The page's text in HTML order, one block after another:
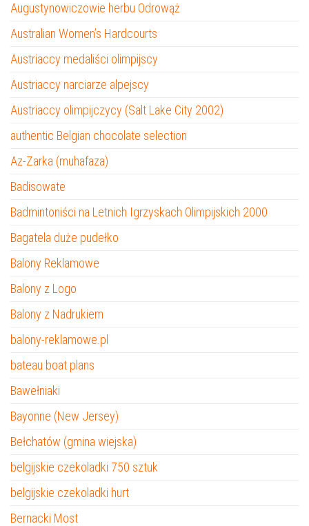
Augustynowiczowie herbu Odrowąż
Australian Women’s Hardcourts
Austriaccy medaliści olimpijscy
Austriaccy narciarze alpejscy
Austriaccy olimpijczycy (Salt Lake City 2002)
authentic Belgian chocolate selection
Az-Zarka (muhafaza)
Badisowate
Badmintoniści na Letnich Igrzyskach Olimpijskich 2000
Bagatela duże pudełko
Balony Reklamowe
Balony z Logo
Balony z Nadrukiem
balony-reklamowe.pl
bateau boat plans
Bawełniaki
Bayonne (New Jersey)
Bełchatów (gmina wiejska)
belgijskie czekoladki 750 sztuk
belgijskie czekoladki hurt
Bernacki Most